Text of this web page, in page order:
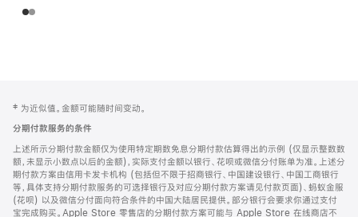
页
页
脚
注
‡ 为近似值。金额可能随时间变动。
分期付款服务的条件
上述所示分期付款金额仅为使用特定期数免息分期付款估算得出的示例 (仅显示整数数
额，未显示小数点以后的金额)，实际支付金额以银行、花呗或微信分付账单为准。上述分
期付款方案由信用卡发卡机构 (包括但不限于招商银行、中国建设银行、中国工商银行
等，具体支持分期付款服务的可选择银行及对应分期付款方案请见付款页面)、蚂蚁金服
(花呗) 以及微信分付面向符合条件的中国大陆居民提供。部分银行会要求你通过支付
宝完成购买。Apple Store 零售店的分期付款方案可能与 Apple Store 在线商店不